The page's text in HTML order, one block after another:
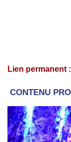
Lien permanent :